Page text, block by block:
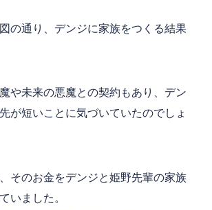
の通り、デンジに家族をつくる結果
や未来の悪魔との契約もあり、デン
が短いことに気づいていたのでしょ
そのお金をデンジと姫野先輩の家族
いました。